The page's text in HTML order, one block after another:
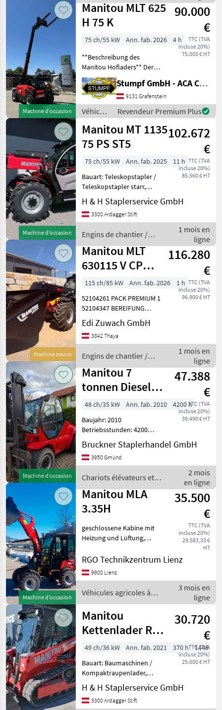
Machine d’occasion
Manitou MLT 625
H 75 K
90.000
€
TTC (TVA
incluse 20%)
75.000 € HT
75 ch/55 kW Ann. fab. 2026
4 h
**Beschreibung des
Manitou Hofladers** Der
Manitou Hoflader Modell
[Modellname einfügen] ist
ein leistungsstarker und
vielseitiger Lader, der
speziell für den Ein
Stumpf GmbH - ACA Center Stumpf
9131 Grafenstein
Véhicules
agricoles
à
moteur /
Manitou
Revendeur Premium Plus
Machine d’occasion
Manitou MT 1135
75 PS ST5
102.672
€
TTC (TVA
incluse 20%)
85.560 € HT
75 ch/55 kW Ann. fab. 2025
11 h
Bauart: Teleskopstapler /
Teleskopstapler starr,
Tragkraft: 3500kg, Hubhöhe:
11000mm, Bereifung vorne:
Luft Einfach Neu , Bereifung
Besch
H & H Staplerservice GmbH
3300 Ardagger Stift
Engins de chantier /
Manitou
1 mois en
ligne
Machine neuve
Manitou MLT
630115 V CP
Stage V
116.280
€
TTC (TVA
incluse 20%)
96.900 € HT
115 ch/85 kW Ann. fab. 2026
1 h
52104261 PACK PREMIUM 1
52104347 BEREIFUNG
ALLIANCE A580 40070 R20 1
52116323
LEDARBEITSSCHEINWERFER
CONNECT SYSTEM ECS 1
52104259 ABSCHALTUNG
Edi Zuwach GmbH
3842 Thaya
Engins de chantier /
Manitou
1 mois en
ligne
Machine d’occasion
Manitou 7
tonnen Diesel
Duplex&
Seitenschieber,
47.388
€
TTC (TVA
incluse 20%)
39.490 € HT
48 ch/35 kW Ann. fab. 2010
4200 h
Baujahr: 2010
Betriebsstunden: 4200
Hubkraft: 7000 kg Mast:
Duplex Antrieb: Diesel 7
tonnen Diesel Duplex & SS,
Österreichweit! Verkauft
Bruckner Staplerhandel GmbH
3950 Gmünd
Chariots élévateurs et
techniques de stockage /
Manitou
2 mois
en ligne
Machine d’occasion
Manitou MLA
3.35H
35.500
€
TTC (TVA
incluse 20%)
29.583,33 €
HT
geschlossene Kabine mit
Heizung und Lüftung,
1m, 1 Garnitur
Beleuchtung,
Weidemann Aufnahme
hydr. Yanman Mot
RGO Technikzentrum Lienz
9900 Lienz
Véhicules agricoles à
moteur / Manitou
3 mois en
ligne
Manitou
Kettenlader RT
1350
Vorführmaschine
30.720
€
TTC (TVA
incluse 20%)
25.600 € HT
49 ch/36 kW Ann. fab. 2021 370 h
1448 cm
Bauart: Baumaschinen /
Kompaktraupenlader,
Bauhöhe: 1960mm,
Sonderausstattung: 3.
Ventil, 4. Ventil,
H & H Staplerservice GmbH
3300 Ardagger Stift